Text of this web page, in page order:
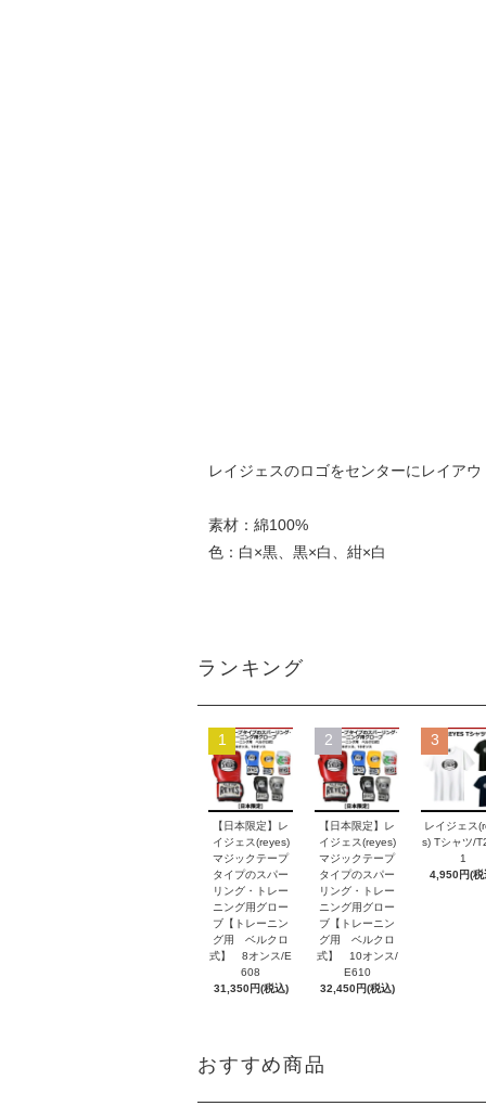
レイジェスのロゴをセンターにレイア
素材：綿100%
色：白×黒、黒×白、紺×白
ランキング
1
【日本限定】レ
イジェス(reyes)
マジックテープ
タイプのスパー
リング・トレー
ニング用グロー
ブ【トレーニン
グ用 ベルクロ
式】 8オンス/E
608
31,350円(税込)
2
【日本限定】レ
イジェス(reyes)
マジックテープ
タイプのスパー
リング・トレー
ニング用グロー
ブ【トレーニン
グ用 ベルクロ
式】 10オンス/
E610
32,450円(税込)
3
レイジェス
s) Tシャツ/
1
4,950円(税
おすすめ商品